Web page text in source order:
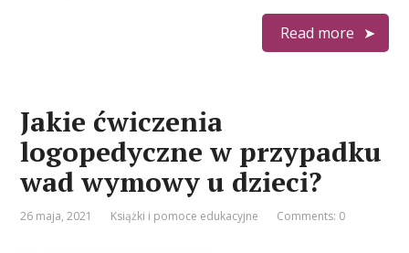
Read more
Jakie ćwiczenia
logopedyczne w przypadku
wad wymowy u dzieci?
26 maja, 2021 Książki i pomoce edukacyjne Comments: 0